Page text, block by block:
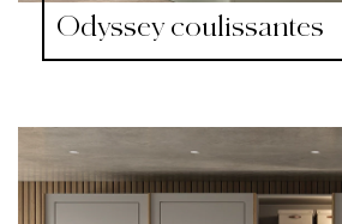
Odyssey coulissantes